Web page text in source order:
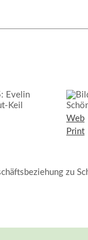
Web
Print
zu